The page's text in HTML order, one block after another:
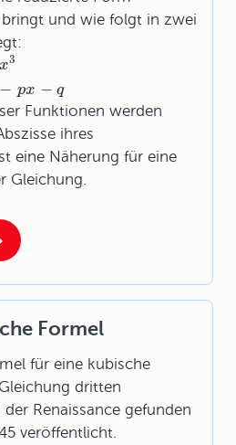
bringt und wie folgt in zwei
x3
− px − q
Funktionen werden
ihres
eine Näherung für eine
Gleichung.
Formel
für eine kubische
dritten
Renaissance gefunden
veröffentlicht.